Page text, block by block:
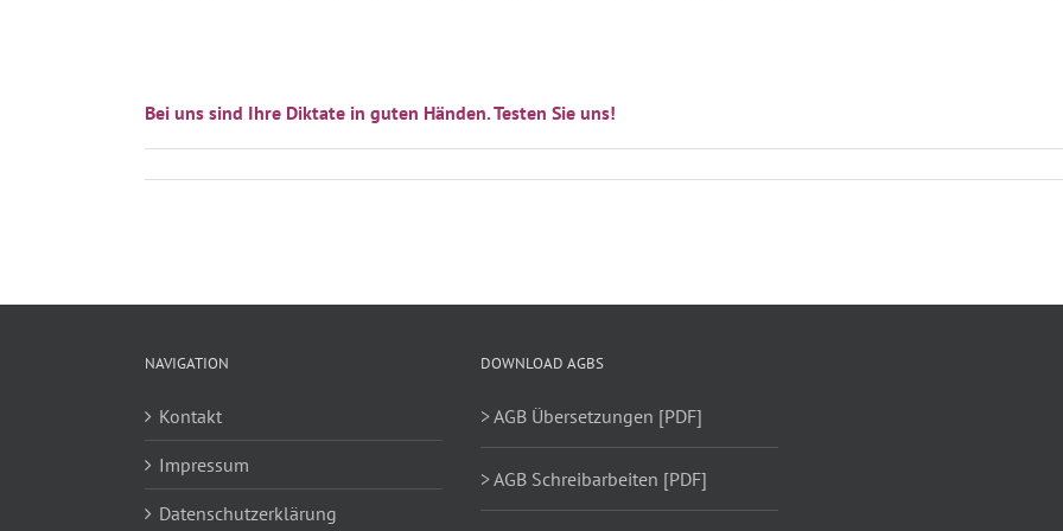
Bei uns sind Ihre Diktate in guten Händen. Testen Sie uns!
NAVIGATION
Kontakt
Impressum
Datenschutzerklärung
DOWNLOAD AGBS
> AGB Übersetzungen [PDF]
> AGB Schreibarbeiten [PDF]